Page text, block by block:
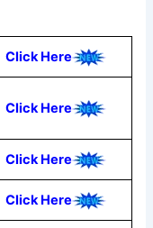
Click Here
Click Here
Click Here
Click Here